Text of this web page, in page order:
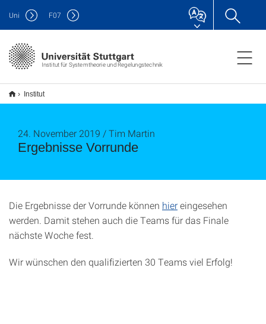
Institut für Systemtheorie und Regelungstechnik
Uni F07
Institut
Ergebnisse Vorrunde
24. November 2019 / Tim Martin
Die Ergebnisse der Vorrunde können hiereingesehen
werden. Damit stehen auch die Teams für das Finale
nächste Woche fest.
Wir wünschen den qualifizierten 30 Teams viel Erfolg!